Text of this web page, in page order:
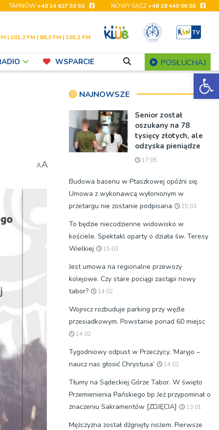
TARNÓW+48 14 627 50 50 NOWY SĄCZ+48 18 449 06 00
| 101,2 FM | 88,3 FM | 105,1 FM
WSPARCIE POSŁUCHAJ
AA
NAJNOWSZE
Senior został
oszukany na 78
tysięcy złotych, ale
odzyska pieniądze
17:05
Budowa basenu w Ptaszkowej opóźni się.
Umowa z wykonawcą wyłonionym w
przetargu nie zostanie podpisana
15:03
To będzie niecodzienne widowisko w
kościele. Spektakl oparty o działa św. Teresy
Wielkiej
15:03
Jest umowa na regionalne przewozy
kolejowe. Czy stare pociągi zastąpi nowy
tabor?
14:02
Wojnicz rozbuduje parking przy węźle
przesiadkowym. Powstanie ponad 60 miejsc
14:02
Tygodniowy odpust w Przeczycy. 'Maryjo –
naucz nas głosić Chrystusa’
14:02
Tłumy na Sądeckiej Górze Tabor. W święto
Przemienienia Pańskiego bp Jeż przypominał o
znaczeniu Sakramentów [ZDJĘCIA]
13:01
Mężczyzna został dźgnięty nożem. Pierwsze